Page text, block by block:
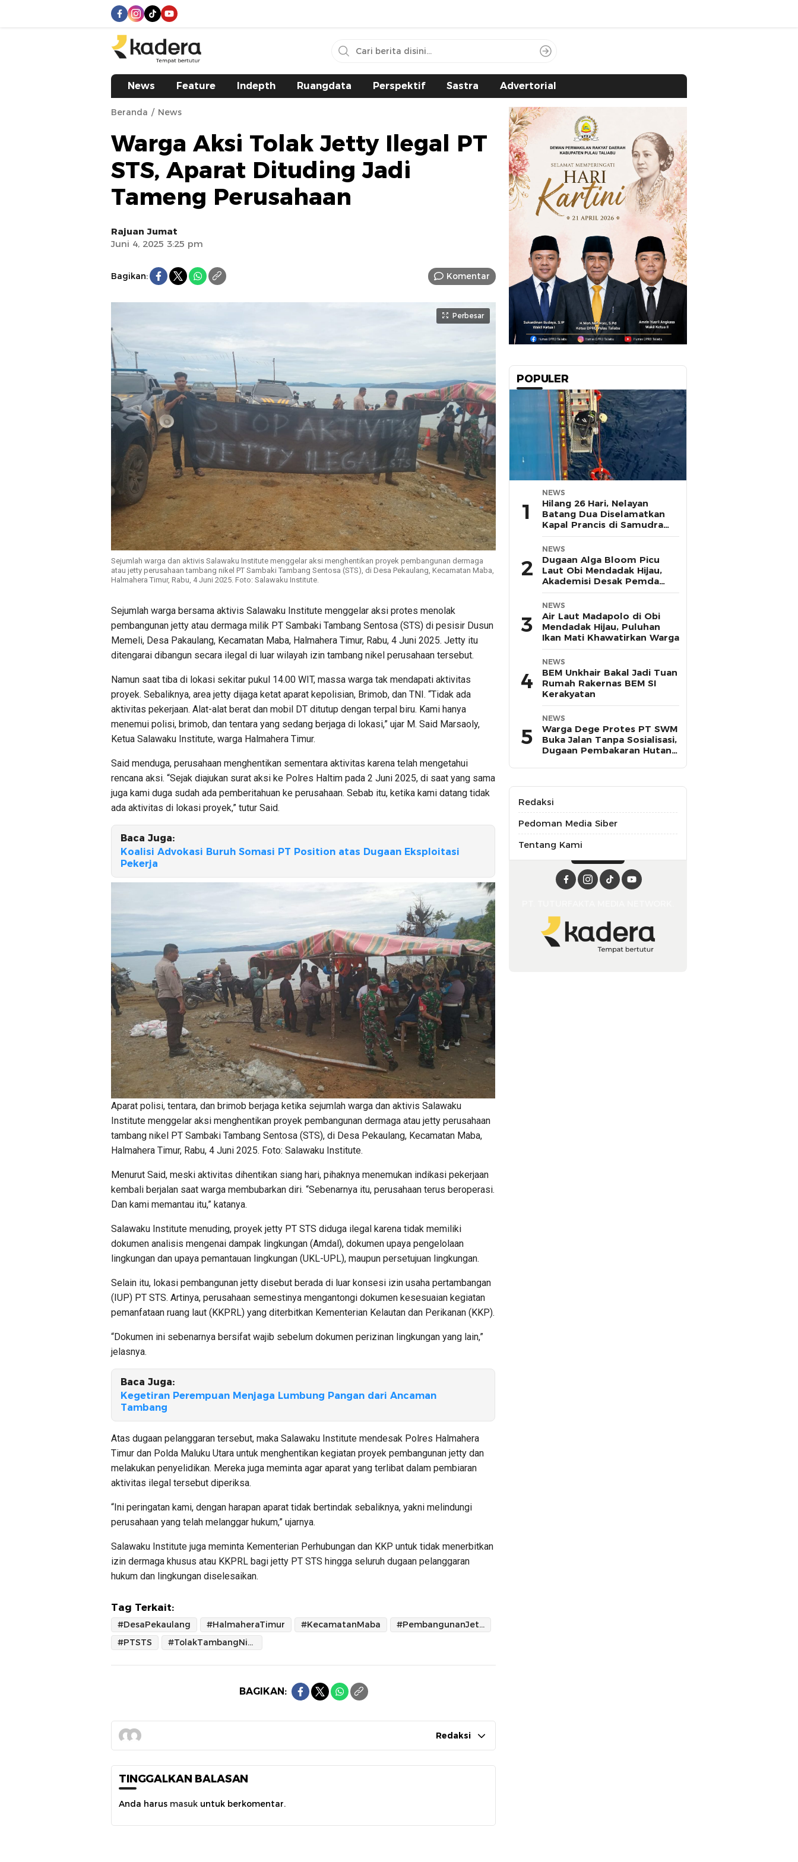
kadera.id
Tempat bertutur
News Feature Indepth Ruangdata Perspektif Sastra Advertorial
Beranda News
Warga Aksi Tolak Jetty Ilegal PT
STS, Aparat Dituding Jadi
Tameng Perusahaan
Rajuan Jumat
Juni 4, 2025 3:25 pm
Bagikan: Komentar
Perbesar
Sejumlah warga dan aktivis Salawaku Institute menggelar aksi menghentikan proyek pembangunan dermaga
atau jetty perusahaan tambang nikel PT Sambaki Tambang Sentosa (STS), di Desa Pekaulang, Kecamatan Maba,
Halmahera Timur, Rabu, 4 Juni 2025. Foto: Salawaku Institute.
Sejumlah warga bersama aktivis Salawaku Institute menggelar aksi protes menolak
pembangunan jetty atau dermaga milik PT Sambaki Tambang Sentosa (STS) di pesisir Dusun
Memeli, Desa Pakaulang, Kecamatan Maba, Halmahera Timur, Rabu, 4 Juni 2025. Jetty itu
ditengarai dibangun secara ilegal di luar wilayah izin tambang nikel perusahaan tersebut.
Namun saat tiba di lokasi sekitar pukul 14.00 WIT, massa warga tak mendapati aktivitas
proyek. Sebaliknya, area jetty dijaga ketat aparat kepolisian, Brimob, dan TNI. “Tidak ada
aktivitas pekerjaan. Alat-alat berat dan mobil DT ditutup dengan terpal biru. Kami hanya
menemui polisi, brimob, dan tentara yang sedang berjaga di lokasi,” ujar M. Said Marsaoly,
Ketua Salawaku Institute, warga Halmahera Timur.
Said menduga, perusahaan menghentikan sementara aktivitas karena telah mengetahui
rencana aksi. “Sejak diajukan surat aksi ke Polres Haltim pada 2 Juni 2025, di saat yang sama
juga kami duga sudah ada pemberitahuan ke perusahaan. Sebab itu, ketika kami datang tidak
ada aktivitas di lokasi proyek,” tutur Said.
Baca Juga:
Koalisi Advokasi Buruh Somasi PT Position atas Dugaan Eksploitasi
Pekerja
Aparat polisi, tentara, dan brimob berjaga ketika sejumlah warga dan aktivis Salawaku
Institute menggelar aksi menghentikan proyek pembangunan dermaga atau jetty perusahaan
tambang nikel PT Sambaki Tambang Sentosa (STS), di Desa Pekaulang, Kecamatan Maba,
Halmahera Timur, Rabu, 4 Juni 2025. Foto: Salawaku Institute.
Menurut Said, meski aktivitas dihentikan siang hari, pihaknya menemukan indikasi pekerjaan
kembali berjalan saat warga membubarkan diri. “Sebenarnya itu, perusahaan terus beroperasi.
Dan kami memantau itu,” katanya.
Salawaku Institute menuding, proyek jetty PT STS diduga ilegal karena tidak memiliki
dokumen analisis mengenai dampak lingkungan (Amdal), dokumen upaya pengelolaan
lingkungan dan upaya pemantauan lingkungan (UKL-UPL), maupun persetujuan lingkungan.
Selain itu, lokasi pembangunan jetty disebut berada di luar konsesi izin usaha pertambangan
(IUP) PT STS. Artinya, perusahaan semestinya mengantongi dokumen kesesuaian kegiatan
pemanfataan ruang laut (KKPRL) yang diterbitkan Kementerian Kelautan dan Perikanan (KKP).
“Dokumen ini sebenarnya bersifat wajib sebelum dokumen perizinan lingkungan yang lain,”
jelasnya.
Baca Juga:
Kegetiran Perempuan Menjaga Lumbung Pangan dari Ancaman
Tambang
Atas dugaan pelanggaran tersebut, maka Salawaku Institute mendesak Polres Halmahera
Timur dan Polda Maluku Utara untuk menghentikan kegiatan proyek pembangunan jetty dan
melakukan penyelidikan. Mereka juga meminta agar aparat yang terlibat dalam pembiaran
aktivitas ilegal tersebut diperiksa.
“Ini peringatan kami, dengan harapan aparat tidak bertindak sebaliknya, yakni melindungi
perusahaan yang telah melanggar hukum,” ujarnya.
Salawaku Institute juga meminta Kementerian Perhubungan dan KKP untuk tidak menerbitkan
izin dermaga khusus atau KKPRL bagi jetty PT STS hingga seluruh dugaan pelanggaran
hukum dan lingkungan diselesaikan.
Tag Terkait:
#DesaPekaulang #HalmaheraTimur #KecamatanMaba
#PembangunanJettyIlegal
#PTSTS
#TolakTambangNikel
BAGIKAN:
Redaksi
TINGGALKAN BALASAN
Anda harus masuk untuk berkomentar.
POPULER
1
NEWS
Hilang 26 Hari, Nelayan
Batang Dua Diselamatkan
Kapal Prancis di Samudra
Pasifik
2
NEWS
Dugaan Alga Bloom Picu
Laut Obi Mendadak Hijau,
Akademisi Desak Pemda
Halsel Uji Sampel
3
NEWS
Air Laut Madapolo di Obi
Mendadak Hijau, Puluhan
Ikan Mati Khawatirkan Warga
4
NEWS
BEM Unkhair Bakal Jadi Tuan
Rumah Rakernas BEM SI
Kerakyatan
5
NEWS
Warga Dege Protes PT SWM
Buka Jalan Tanpa Sosialisasi,
Dugaan Pembakaran Hutan
Redaksi
Pedoman Media Siber
Tentang Kami